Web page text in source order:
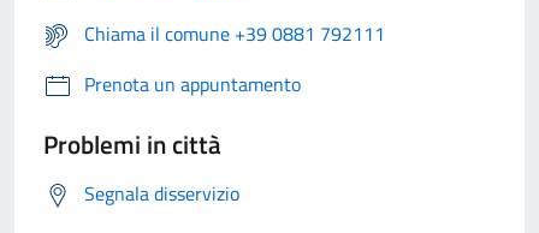
Chiama il comune +39 0881 792111
Prenota un appuntamento
Problemi in città
Segnala disservizio